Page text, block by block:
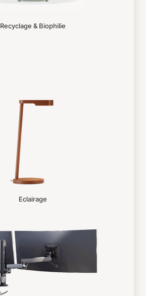
Recyclage & Biophilie
Eclairage